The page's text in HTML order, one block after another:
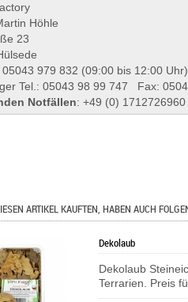
Höhle
23
05043 979 832 (09:00 bis 12:00 Uhr)
Tel.: 05043 98 99 747 Fax:
Notfällen: +49 (0) 1712726960
ARTIKEL KAUFTEN, HABEN AUCH
Dekolaub
Dekolaub
Terrarien. Preis